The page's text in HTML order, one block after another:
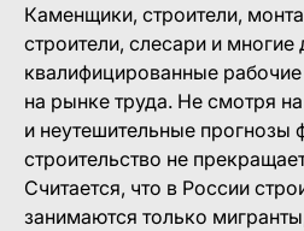
Каменщики, строители,
строители, слесари и многие
квалифицированные
на рынке труда. Не смотря
и неутешительные прогнозы
строительство не
Считается, что в России
занимаются только